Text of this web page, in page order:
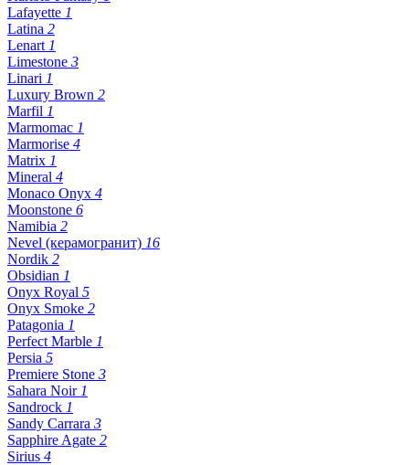
Lafayette 1
Latina 2
Lenart 1
Limestone 3
Linari 1
Luxury Brown 2
Marfil 1
Marmomac 1
Marmorise 4
Matrix 1
Mineral 4
Monaco Onyx 4
Moonstone 6
Namibia 2
Nevel (керамогранит) 16
Nordik 2
Obsidian 1
Onyx Royal 5
Onyx Smoke 2
Patagonia 1
Perfect Marble 1
Persia 5
Premiere Stone 3
Sahara Noir 1
Sandrock 1
Sandy Carrara 3
Sapphire Agate 2
Sirius 4